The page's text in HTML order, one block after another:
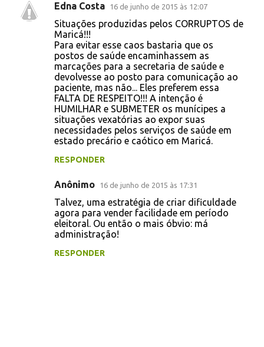
C
Edna Costa 16 de junho de 2015 às 12:07
Situações produzidas pelos CORRUPTOS de
Maricá!!!
Para evitar esse caos bastaria que os
postos de saúde encaminhassem as
marcações para a secretaria de saúde e
devolvesse ao posto para comunicação ao
paciente, mas não... Eles preferem essa
FALTA DE RESPEITO!!! A intenção é
HUMILHAR e SUBMETER os munícipes a
situações vexatórias ao expor suas
necessidades pelos serviços de saúde em
estado precário e caótico em Maricá.
RESPONDER
Anônimo 16 de junho de 2015 às 17:31
Talvez, uma estratégia de criar dificuldade
agora para vender facilidade em período
eleitoral. Ou então o mais óbvio: má
administração!
RESPONDER